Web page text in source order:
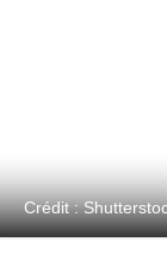
Crédit :